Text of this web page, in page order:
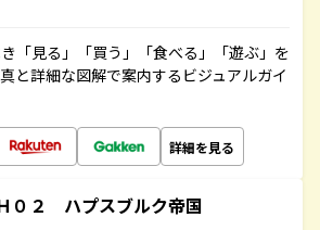
「見る」「買う」「食べる」「遊ぶ」を
と詳細な図解で案内するビジュアルガイ
詳細を見る
０２ ハプスブルク帝国